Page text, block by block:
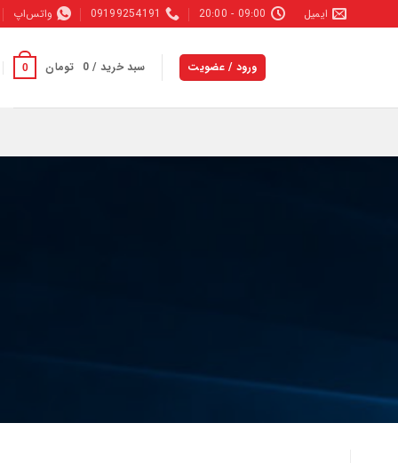
ایمیل 09:00 - 20:00
09199254191 واتس‌اپ
ورود / عضویت سبد خرید / 0 تومان 0